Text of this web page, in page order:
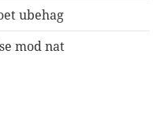
ubehag
mod nat